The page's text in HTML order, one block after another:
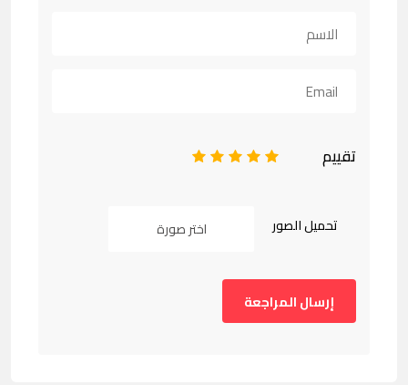
تقييم 5
4
3
2
تحميل الصور اختر صورة